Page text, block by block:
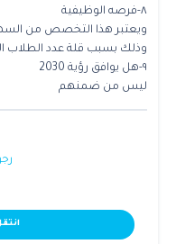
٨-فرصه الوظيفية
ويعتبر هذا التخصص من
وذلك بسبب قلة عدد
٩-هل يوافق رؤية 2030
ليس من ضمنهم